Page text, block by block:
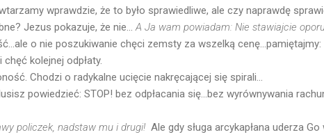
wprawdzie, że to było sprawiedliwe, ale czy naprawdę
Jezus pokazuje, że nie... A Ja wam powiadam: Nie stawiajcie
o nie poszukiwanie chęci zemsty za wszelką
kolejnej odpłaty.
Chodzi o radykalne ucięcie nakręcającej się spirali...
powiedzieć: STOP! bez odpłacania się...bez wyrównywania
policzek, nadstaw mu i drugi! Ale gdy sługa arcykapłana uderza